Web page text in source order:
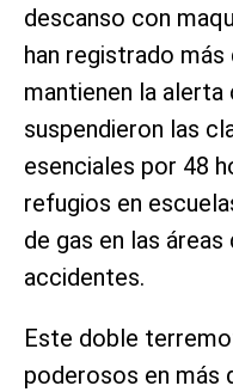
descanso con
han registrado
mantienen la alerta
suspendieron las
esenciales por 48
refugios en
de gas en las
accidentes.
Este doble
poderosos en más